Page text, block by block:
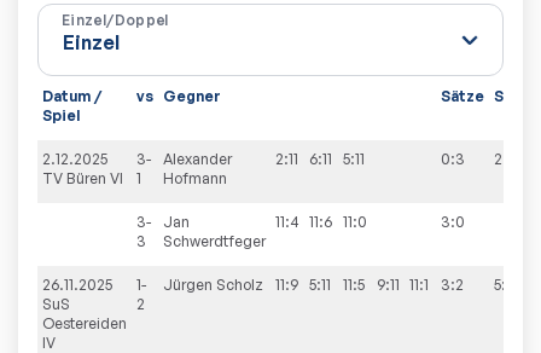
Einzel/Doppel
Datum /
Spiel
vs Gegner Sätze Spiele
2.12.2025
TV Büren VI
3-
1
Alexander
Hofmann
2:11 6:11 5:11 0:3 2:8
3-
3
Jan
Schwerdtfeger
11:4 11:6 11:0 3:0
26.11.2025
SuS
Oestereiden
IV
1-
2
Jürgen Scholz 11:9 5:11 11:5 9:11 11:1 3:2 5:5